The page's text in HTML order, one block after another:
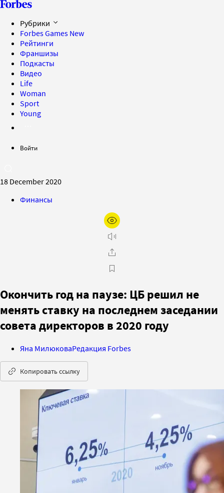
Рубрики
Forbes Games New
Рейтинги
Франшизы
Подкасты
Видео
Life
Woman
Sport
Young
Войти
18 December 2020
Финансы
Окончить год на паузе: ЦБ решил не
менять ставку на последнем заседании
совета директоров в 2020 году
Яна МилюковаРедакция Forbes
Копировать ссылку